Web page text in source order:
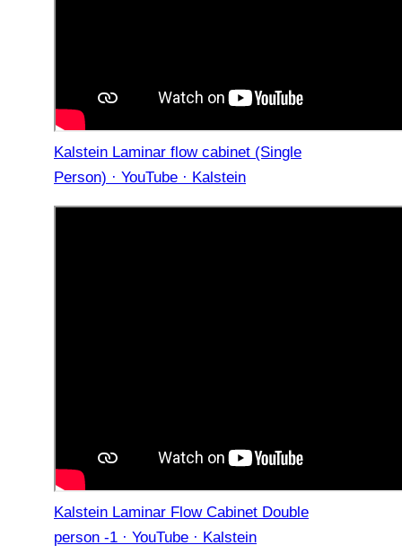
Kalstein Laminar flow cabinet (Single
Person) · YouTube · Kalstein
Kalstein Laminar Flow Cabinet Double
person -1 · YouTube · Kalstein